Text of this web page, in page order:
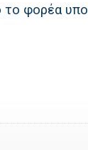
το φορέα